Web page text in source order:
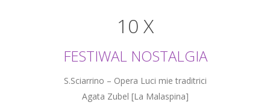
10 X
FESTIWAL NOSTALGIA
S.Sciarrino – Opera Luci mie traditrici
Agata Zubel [La Malaspina]